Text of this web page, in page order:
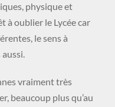
physique et
à oublier le Lycée car
le sens à
vraiment très
beaucoup plus qu’au